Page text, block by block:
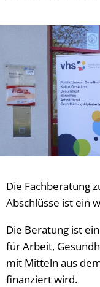
Die Fachberatung
Abschlüsse ist ein
Die Beratung ist
für Arbeit,
mit Mitteln aus
finanziert wird.